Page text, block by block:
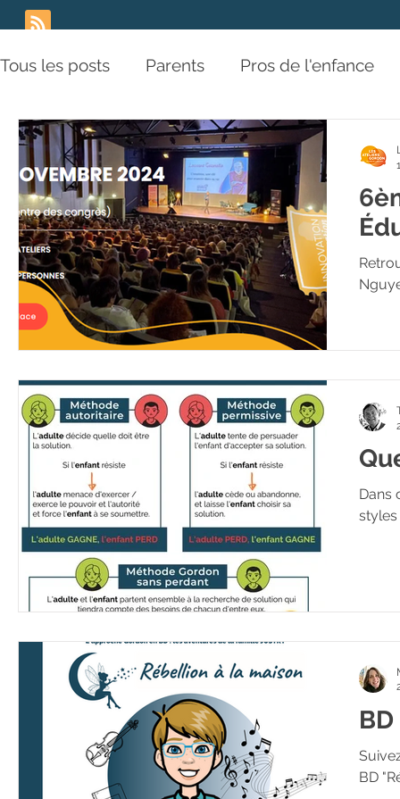
Tous les posts Parents Pros de l'enfance
Les Piliers de l'Approche Relations aux
Plaidoyer BD Vidéos
Dans cet
BD